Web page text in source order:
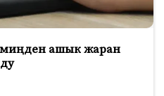
ашык жаран